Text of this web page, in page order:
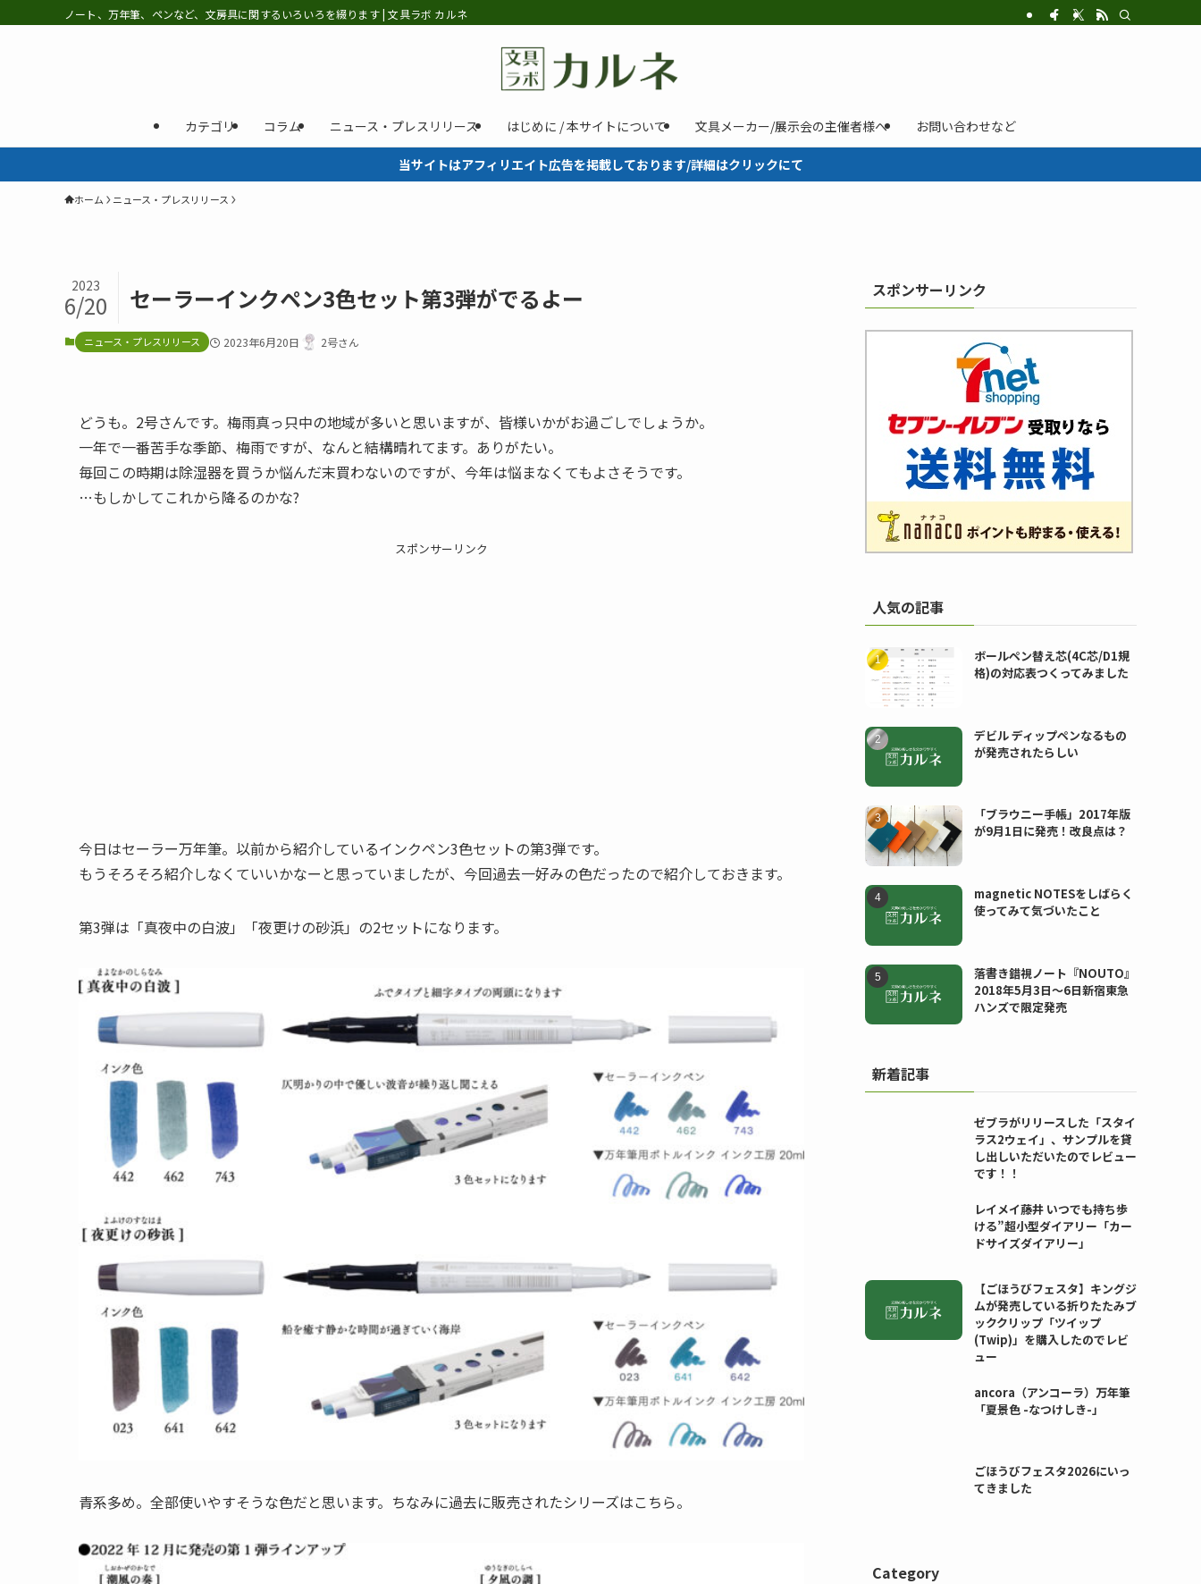
ノート、万年筆、ペンなど、文房具に関するいろいろを綴ります | 文具ラボ カルネ
カテゴリ コラム ニュース・プレスリリース はじめに / 本サイトについて 文具メーカー/展示会の主催者様へ お問い合わせなど
当サイトはアフィリエイト広告を掲載しております/詳細はクリックにて
ホーム ニュース・プレスリリース
セーラーインクペン3色セット第3弾がでるよー
2023
6/20
ニュース・プレスリリース 2023年6月20日 2号さん
どうも。2号さんです。梅雨真っ只中の地域が多いと思いますが、皆様いかがお過ごしでしょうか。
一年で一番苦手な季節、梅雨ですが、なんと結構晴れてます。ありがたい。
毎回この時期は除湿器を買うか悩んだ末買わないのですが、今年は悩まなくてもよさそうです。
…もしかしてこれから降るのかな?
スポンサーリンク
今日はセーラー万年筆。以前から紹介しているインクペン3色セットの第3弾です。
もうそろそろ紹介しなくていいかなーと思っていましたが、今回過去一好みの色だったので紹介しておきます。
第3弾は「真夜中の白波」「夜更けの砂浜」の2セットになります。
青系多め。全部使いやすそうな色だと思います。ちなみに過去に販売されたシリーズはこちら。
スポンサーリンク
人気の記事
ボールペン替え芯(4C芯/D1規
格)の対応表つくってみました
デビル ディップペンなるもの
が発売されたらしい
「ブラウニー手帳」2017年版
が9月1日に発売！改良点は？
magnetic NOTESをしばらく
使ってみて気づいたこと
落書き錯視ノート『NOUTO』
2018年5月3日〜6日新宿東急
ハンズで限定発売
新着記事
ゼブラがリリースした「スタイ
ラス2ウェイ」、サンプルを貸
し出しいただいたのでレビュー
です！！
レイメイ藤井 いつでも持ち歩
ける”超小型ダイアリー「カー
ドサイズダイアリー」
【ごほうびフェスタ】キングジ
ムが発売している折りたたみブ
ッククリップ「ツイップ
(Twip)」を購入したのでレビ
ュー
ancora（アンコーラ）万年筆
「夏景色 -なつけしき-」
ごほうびフェスタ2026にいっ
てきました
Category